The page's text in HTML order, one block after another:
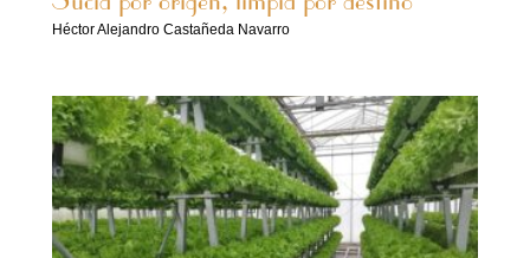
Héctor Alejandro Castañeda Navarro